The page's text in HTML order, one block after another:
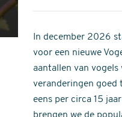
stars
of
stars
In december 2026
voor een nieuwe
aantallen van vogels
veranderingen goed
eens per circa 15